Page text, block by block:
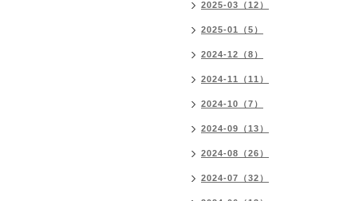
2025-03（12）
2025-01（5）
2024-12（8）
2024-11（11）
2024-10（7）
2024-09（13）
2024-08（26）
2024-07（32）